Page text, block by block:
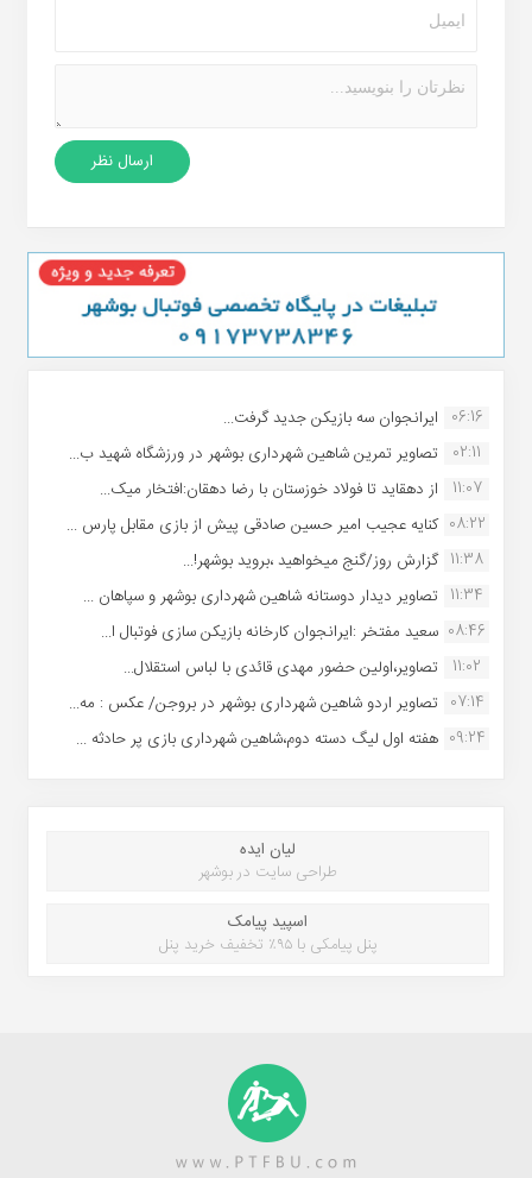
06:16 ایرانجوان سه بازیکن جدید گرفت...
02:11
تصاویر تمرین شاهین شهردارى بوشهر در ورزشگاه شهید ب...
11:07
از دهقاید تا فولاد خوزستان با رضا دهقان:افتخار میک...
08:22 کنایه عجیب امیر حسین صادقی پیش از بازی مقابل پارس ...
11:38 گزارش روز/گنج میخواهید ،بروید بوشهر!...
11:34 تصاویر دیدار دوستانه شاهین شهردارى بوشهر و سپاهان ...
08:46 سعید مفتخر :ایرانجوان کارخانه بازیکن سازی فوتبال ا...
11:02
تصاویر،اولین حضور مهدی قائدی با لباس استقلال...
07:14 تصاویر اردو شاهین شهرداری بوشهر در بروجن/ عکس : مه...
09:24 هفته اول لیگ دسته دوم،شاهین شهرداری بازی پر حادثه ...
لیان ایده
طراحی سایت در بوشهر
اسپید پیامک
پنل پیامکی با ۹۵٪ تخفیف خرید پنل